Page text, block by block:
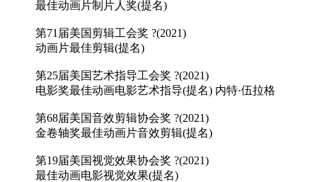
最佳动画片制片人奖(提名)
第71届美国剪辑工会奖 ?(2021)
动画片最佳剪辑(提名)
第25届美国艺术指导工会奖 ?(2021)
电影奖最佳动画电影艺术指导(提名) 内特·伍拉格
第68届美国音效剪辑协会奖 ?(2021)
金卷轴奖最佳动画片音效剪辑(提名)
第19届美国视觉效果协会奖 ?(2021)
最佳动画电影视觉效果(提名)